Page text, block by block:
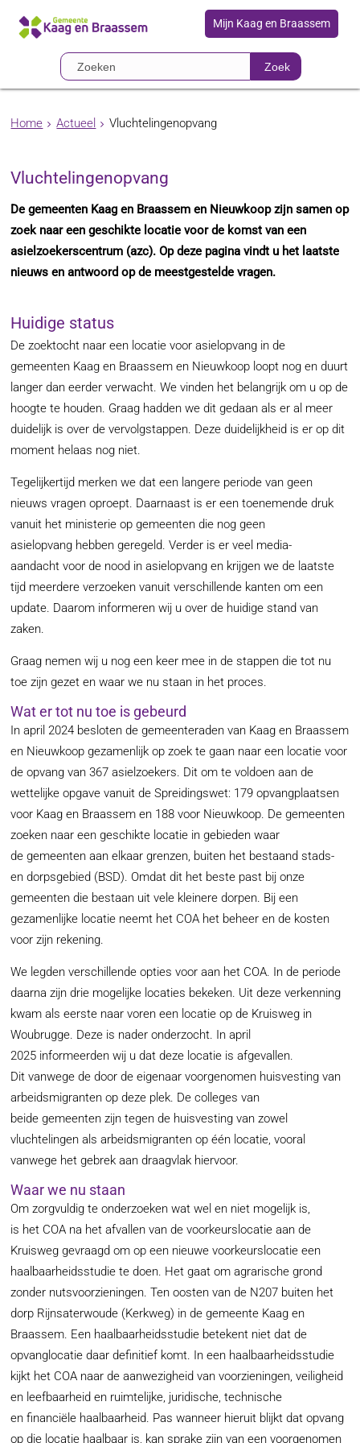
Mijn Kaag en Braassem
Zoek
Home Actueel Vluchtelingenopvang
Vluchtelingenopvang
De gemeenten Kaag en Braassem en Nieuwkoop zijn samen op
zoek naar een geschikte locatie voor de komst van een
asielzoekerscentrum (azc). Op deze pagina vindt u het laatste
nieuws en antwoord op de meestgestelde vragen.
Huidige status
De zoektocht naar een locatie voor asielopvang in de
gemeenten Kaag en Braassem en Nieuwkoop loopt nog en duurt
langer dan eerder verwacht. We vinden het belangrijk om u op de
hoogte te houden. Graag hadden we dit gedaan als er al meer
duidelijk is over de vervolgstappen. Deze duidelijkheid is er op dit
moment helaas nog niet.
Tegelijkertijd merken we dat een langere periode van geen
nieuws vragen oproept. Daarnaast is er een toenemende druk
vanuit het ministerie op gemeenten die nog geen
asielopvang hebben geregeld. Verder is er veel media-
aandacht voor de nood in asielopvang en krijgen we de laatste
tijd meerdere verzoeken vanuit verschillende kanten om een
update. Daarom informeren wij u over de huidige stand van
zaken.
Graag nemen wij u nog een keer mee in de stappen die tot nu
toe zijn gezet en waar we nu staan in het proces.
Wat er tot nu toe is gebeurd
In april 2024 besloten de gemeenteraden van Kaag en Braassem
en Nieuwkoop gezamenlijk op zoek te gaan naar een locatie voor
de opvang van 367 asielzoekers. Dit om te voldoen aan de
wettelijke opgave vanuit de Spreidingswet: 179 opvangplaatsen
voor Kaag en Braassem en 188 voor Nieuwkoop. De gemeenten
zoeken naar een geschikte locatie in gebieden waar
de gemeenten aan elkaar grenzen, buiten het bestaand stads-
en dorpsgebied (BSD). Omdat dit het beste past bij onze
gemeenten die bestaan uit vele kleinere dorpen. Bij een
gezamenlijke locatie neemt het COA het beheer en de kosten
voor zijn rekening.
We legden verschillende opties voor aan het COA. In de periode
daarna zijn drie mogelijke locaties bekeken. Uit deze verkenning
kwam als eerste naar voren een locatie op de Kruisweg in
Woubrugge. Deze is nader onderzocht. In april
2025 informeerden wij u dat deze locatie is afgevallen.
Dit vanwege de door de eigenaar voorgenomen huisvesting van
arbeidsmigranten op deze plek. De colleges van
beide gemeenten zijn tegen de huisvesting van zowel
vluchtelingen als arbeidsmigranten op één locatie, vooral
vanwege het gebrek aan draagvlak hiervoor.
Waar we nu staan
Om zorgvuldig te onderzoeken wat wel en niet mogelijk is,
is het COA na het afvallen van de voorkeurslocatie aan de
Kruisweg gevraagd om op een nieuwe voorkeurslocatie een
haalbaarheidsstudie te doen. Het gaat om agrarische grond
zonder nutsvoorzieningen. Ten oosten van de N207 buiten het
dorp Rijnsaterwoude (Kerkweg) in de gemeente Kaag en
Braassem. Een haalbaarheidsstudie betekent niet dat de
opvanglocatie daar definitief komt. In een haalbaarheidsstudie
kijkt het COA naar de aanwezigheid van voorzieningen, veiligheid
en leefbaarheid en ruimtelijke, juridische, technische
en financiële haalbaarheid. Pas wanneer hieruit blijkt dat opvang
op die locatie haalbaar is, kan sprake zijn van een voorgenomen